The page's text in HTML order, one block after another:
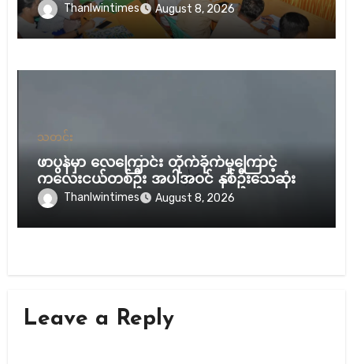
Thanlwintimes August 8, 2026
သတင်း
ဖာပွန်မှာ လေကြောင်း တိုက်ခိုက်မှုကြောင့်
ကလေးငယ်တစ်ဦး အပါအဝင် နှစ်ဦးသေဆုံး
Thanlwintimes August 8, 2026
Leave a Reply